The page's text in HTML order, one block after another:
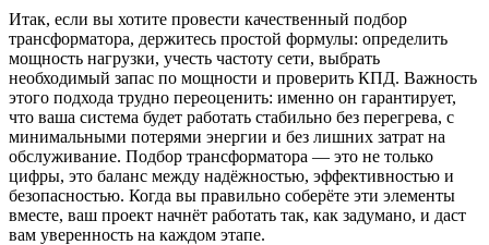
Итак, если вы хотите провести качественный подбор
трансформатора, держитесь простой формулы: определить
мощность нагрузки, учесть частоту сети, выбрать
необходимый запас по мощности и проверить КПД. Важность
этого подхода трудно переоценить: именно он гарантирует,
что ваша система будет работать стабильно без перегрева, с
минимальными потерями энергии и без лишних затрат на
обслуживание. Подбор трансформатора — это не только
цифры, это баланс между надёжностью, эффективностью и
безопасностью. Когда вы правильно соберёте эти элементы
вместе, ваш проект начнёт работать так, как задумано, и даст
вам уверенность на каждом этапе.